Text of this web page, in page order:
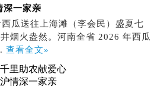
深一家亲
瓜送往上海滩（李会民）盛夏七
烟火盎然。河南全省 2026 年西瓜
查看全文»